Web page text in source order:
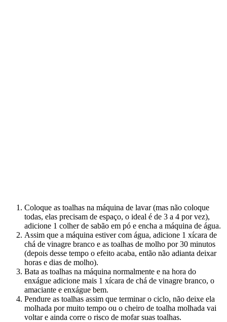
Coloque as toalhas na máquina de lavar (mas não coloque
todas, elas precisam de espaço, o ideal é de 3 a 4 por vez),
adicione 1 colher de sabão em pó e encha a máquina de água.
Assim que a máquina estiver com água, adicione 1 xícara de
chá de vinagre branco e as toalhas de molho por 30 minutos
(depois desse tempo o efeito acaba, então não adianta deixar
horas e dias de molho).
Bata as toalhas na máquina normalmente e na hora do
enxágue adicione mais 1 xícara de chá de vinagre branco, o
amaciante e enxágue bem.
Pendure as toalhas assim que terminar o ciclo, não deixe ela
molhada por muito tempo ou o cheiro de toalha molhada vai
voltar e ainda corre o risco de mofar suas toalhas.